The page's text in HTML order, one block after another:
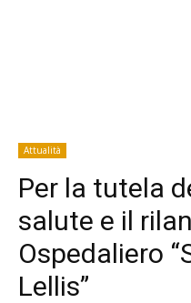
Attualità
Per la tutela
salute e il
Ospedaliero
Lellis”